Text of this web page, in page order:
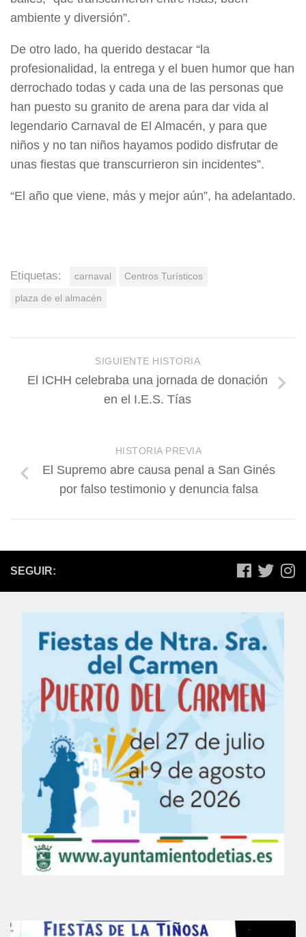
ambiente y diversión”.
De otro lado, ha querido destacar “la
profesionalidad, la entrega y el buen humor que han
derrochado todas y cada una de las personas que
han puesto su granito de arena para dar vida al
legendario Carnaval de El Almacén, y para que
niños y no tan niños hayamos podido disfrutar de
unas fiestas que transcurrieron sin incidentes”.
“El año que viene, más y mejor aún”, ha adelantado.
Etiquetas: carnaval
Centros Turísticos
plaza de el almacén
SIGUIENTE HISTORIA
El ICHH celebraba una jornada de donación
en el I.E.S. Tías
HISTORIA PREVIA
El Supremo abre causa penal a San Ginés
por falso testimonio y denuncia falsa
SEGUIR: